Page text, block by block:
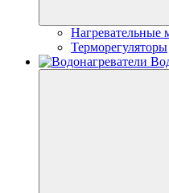
Нагревательные
Терморегуляторы